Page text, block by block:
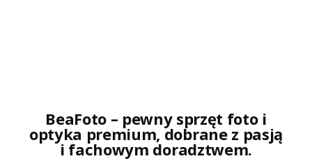
BeaFoto – pewny sprzęt foto i
optyka premium, dobrane z pasją
i fachowym doradztwem.